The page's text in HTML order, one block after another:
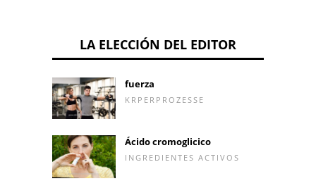
LA ELECCIÓN DEL EDITOR
fuerza
KRPERPROZESSE
Ácido cromoglicico
INGREDIENTES ACTIVOS